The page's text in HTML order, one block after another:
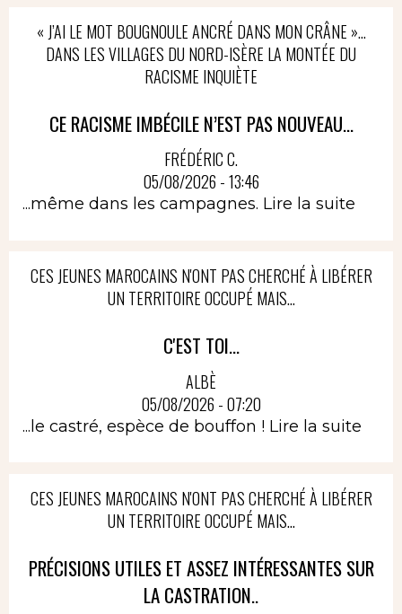
« J’AI LE MOT BOUGNOULE ANCRÉ DANS MON CRÂNE »…
DANS LES VILLAGES DU NORD-ISÈRE LA MONTÉE DU
RACISME INQUIÈTE
CE RACISME IMBÉCILE N’EST PAS NOUVEAU...
FRÉDÉRIC C.
05/08/2026 - 13:46
...même dans les campagnes. Lire la suite
CES JEUNES MAROCAINS N'ONT PAS CHERCHÉ À LIBÉRER
UN TERRITOIRE OCCUPÉ MAIS...
C'EST TOI...
ALBÈ
05/08/2026 - 07:20
...le castré, espèce de bouffon ! Lire la suite
CES JEUNES MAROCAINS N'ONT PAS CHERCHÉ À LIBÉRER
UN TERRITOIRE OCCUPÉ MAIS...
PRÉCISIONS UTILES ET ASSEZ INTÉRESSANTES SUR
LA CASTRATION..